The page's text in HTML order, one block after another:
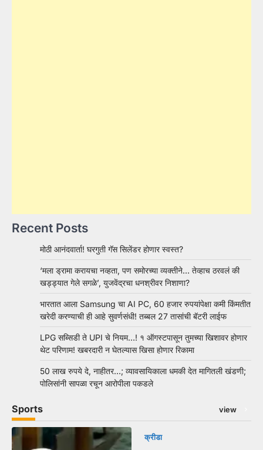
Recent Posts
मोठी आनंदवार्ता! घरगुती गॅस सिलेंडर होणार स्वस्त?
‘मला ड्रामा करायचा नव्हता, पण समोरच्या व्यक्तीने… तेव्हाच ठरवलं की
खड्ड्यात गेले सगळे’, युजवेंद्रचा धनश्रीवर निशाणा?
भारतात आला Samsung चा AI PC, 60 हजार रुपयांपेक्षा कमी किंमतीत
खरेदी करण्याची ही आहे सुवर्णसंधी! तब्बल 27 तासांची बॅटरी लाईफ
LPG सब्सिडी ते UPI चे नियम…! १ ऑगस्टपासून तुमच्या खिशावर होणार
थेट परिणाम! खबरदारी न घेतल्यास खिसा होणार रिकामा
50 लाख रुपये दे, नाहीतर…; व्यावसायिकाला धमकी देत मागितली खंडणी;
पोलिसांनी सापळा रचून आरोपीला पकडले
Sports view
क्रीडा